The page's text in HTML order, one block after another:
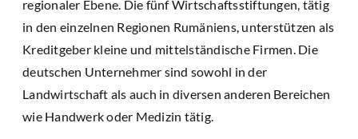
regionaler Ebene. Die fünf Wirtschaftsstiftungen, tätig
in den einzelnen Regionen Rumäniens, unterstützen als
Kreditgeber kleine und mittelständische Firmen. Die
deutschen Unternehmer sind sowohl in der
Landwirtschaft als auch in diversen anderen Bereichen
wie Handwerk oder Medizin tätig.